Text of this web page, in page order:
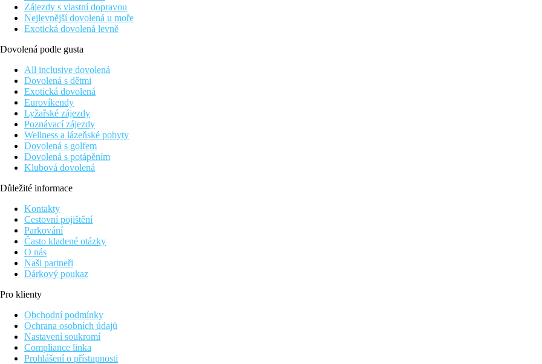
Zájezdy s vlastní dopravou
Nejlevnější dovolená u moře
Exotická dovolená levně
Dovolená podle gusta
All inclusive dovolená
Dovolená s dětmi
Exotická dovolená
Eurovíkendy
Lyžařské zájezdy
Poznávací zájezdy
Wellness a lázeňské pobyty
Dovolená s golfem
Dovolená s potápěním
Klubová dovolená
Důležité informace
Kontakty
Cestovní pojištění
Parkování
Často kladené otázky
O nás
Naši partneři
Dárkový poukaz
Pro klienty
Obchodní podmínky
Ochrana osobních údajů
Nastavení soukromí
Compliance linka
Prohlášení o přístupnosti